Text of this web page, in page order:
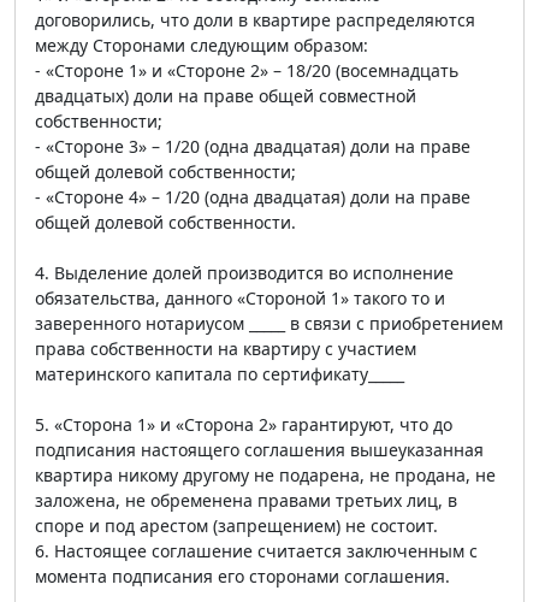
договорились, что доли в квартире распределяются
между Сторонами следующим образом:
- «Стороне 1» и «Стороне 2» – 18/20 (восемнадцать
двадцатых) доли на праве общей совместной
собственности;
- «Стороне 3» – 1/20 (одна двадцатая) доли на праве
общей долевой собственности;
- «Стороне 4» – 1/20 (одна двадцатая) доли на праве
общей долевой собственности.
4. Выделение долей производится во исполнение
обязательства, данного «Стороной 1» такого то и
заверенного нотариусом _____ в связи с приобретением
права собственности на квартиру с участием
материнского капитала по сертификату_____
5. «Сторона 1» и «Сторона 2» гарантируют, что до
подписания настоящего соглашения вышеуказанная
квартира никому другому не подарена, не продана, не
заложена, не обременена правами третьих лиц, в
споре и под арестом (запрещением) не состоит.
6. Настоящее соглашение считается заключенным с
момента подписания его сторонами соглашения.